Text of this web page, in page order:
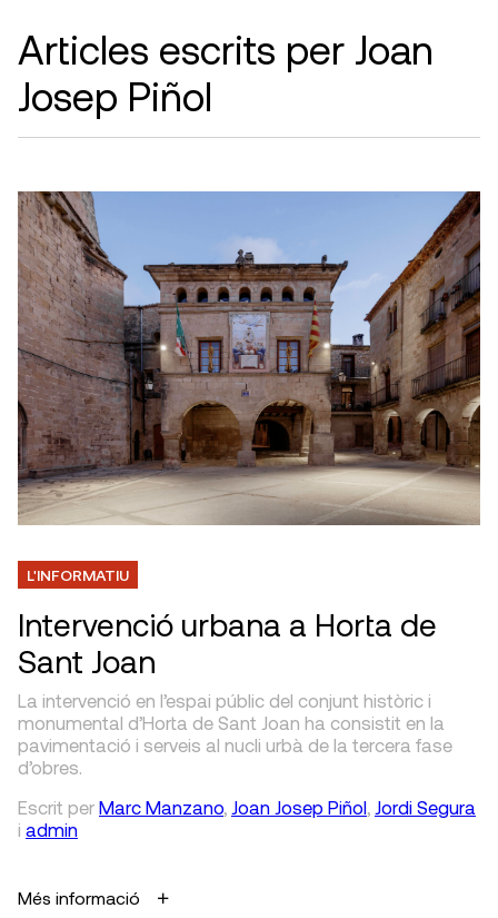
Articles escrits per Joan
Josep Piñol
L'INFORMATIU
Intervenció urbana a Horta de
Sant Joan
La intervenció en l’espai públic del conjunt històric i
monumental d’Horta de Sant Joan ha consistit en la
pavimentació i serveis al nucli urbà de la tercera fase
d’obres.
Escrit per Marc Manzano, Joan Josep Piñol, Jordi Segura
i admin
Més informació